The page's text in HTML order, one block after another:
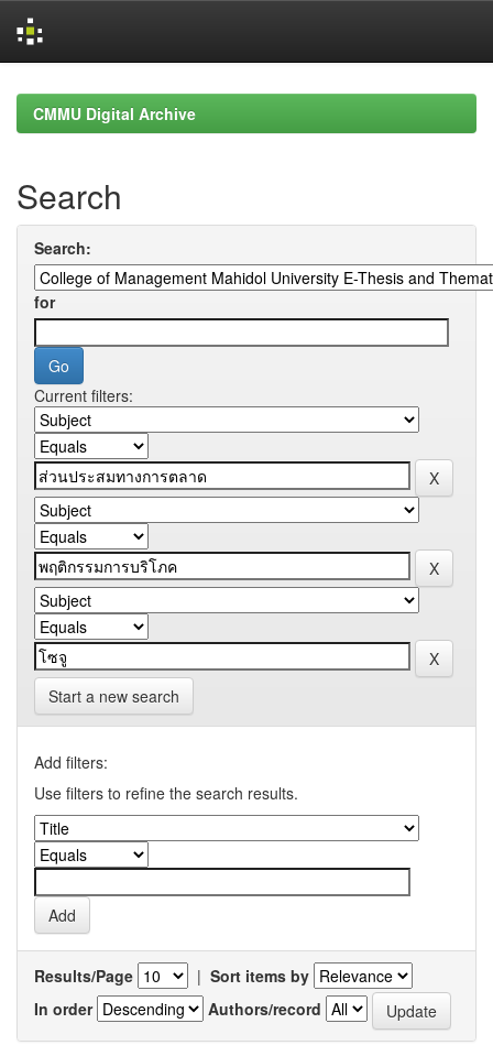
navigationCMMU Digital Archive
Search
Search:
for
Current filters:
Start a new search
Add filters:
Use filters to refine the search results.
Results/Page | Sort items by
In order
Authors/record